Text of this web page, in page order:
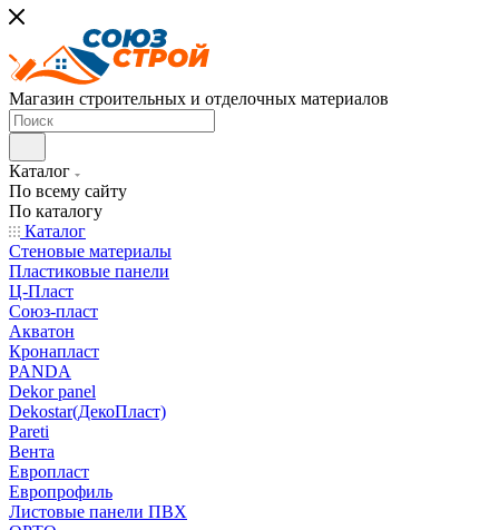
Магазин строительных и отделочных материалов
Каталог
По всему сайту
По каталогу
Каталог
Стеновые материалы
Пластиковые панели
Ц-Пласт
Союз-пласт
Акватон
Кронапласт
PANDA
Dekor panel
Dekostar(ДекоПласт)
Pareti
Вента
Европласт
Европрофиль
Листовые панели ПВХ